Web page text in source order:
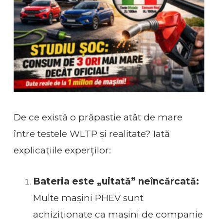
De ce există o prăpastie atât de mare
între testele WLTP și realitate? Iată
explicațiile experților:
Bateria este „uitată” neîncărcată:
Multe mașini PHEV sunt
achiziționate ca mașini de companie